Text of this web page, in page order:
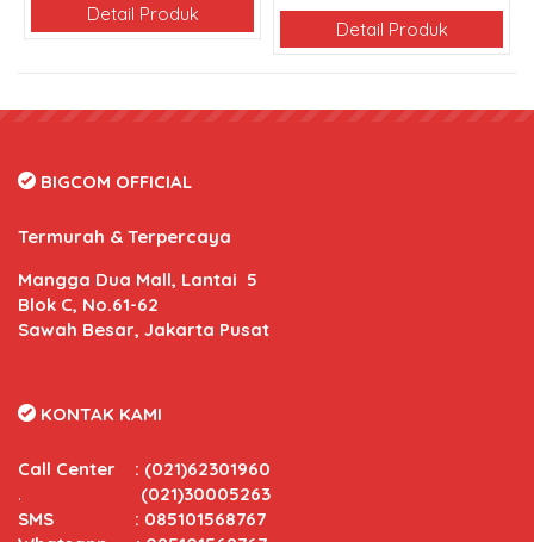
Detail Produk
Detail Produk
BIGCOM OFFICIAL
Termurah & Terpercaya
Mangga Dua Mall, Lantai 5
Blok C, No.61-62
Sawah Besar, Jakarta Pusat
KONTAK KAMI
Call Center : (021)62301960
. (021)30005263
SMS : 085101568767